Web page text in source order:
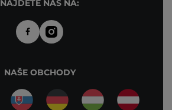
NAJDETE NÁS NA:
NAŠE OBCHODY